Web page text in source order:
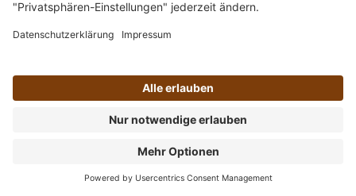
🍮 Soya-Desserts
Fertige Pudding-Alternativen in praktischen
Produkte & Preise anzeigen